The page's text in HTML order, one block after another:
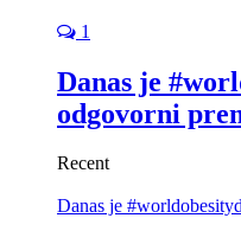
1
Danas je
odgovorni
Recent
Danas je